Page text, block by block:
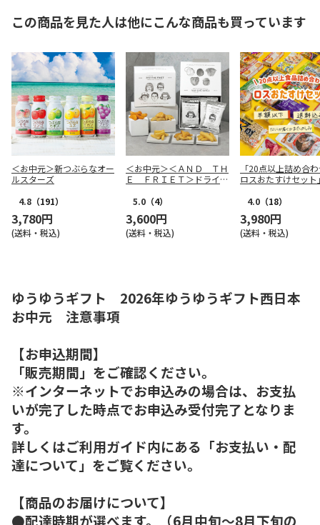
この商品を見た人は他にこんな商品も買っています
＜お中元＞新つぶらなオー
ルスターズ
4.8 （191）
3,780円
(送料・税込)
＜お中元＞＜ＡＮＤ ＴＨ
Ｅ ＦＲＩＥＴ＞ドライフ
5.0 （4）
3,600円
(送料・税込)
「20点以上詰め合
ロスおたすけセット
4.0 （18）
3,980円
(送料・税込)
ゆうゆうギフト 2026年ゆうゆうギフト西日本
お中元 注意事項
【お申込期間】
「販売期間」をご確認ください。
※インターネットでお申込みの場合は、お支払
いが完了した時点でお申込み受付完了となりま
す。
詳しくはご利用ガイド内にある「お支払い・配
達について」をご覧ください。
【商品のお届けについて】
●配達時期が選べます。（6月中旬～8月下旬の